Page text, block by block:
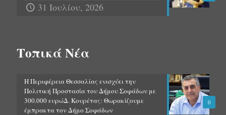
31 Ιουλίου, 2026
Τοπικά Νέα
0
Η Περιφέρεια Θεσσαλίας ενισχύει την
Πολιτική Προστασία του Δήμου Σοφάδων με
300.000 ευρώΔ. Κουρέτας: Θωρακίζουμε
έμπρακτα τον Δήμο Σοφάδων